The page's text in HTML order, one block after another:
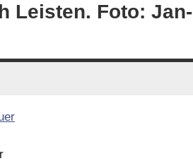
Leisten. Foto: Jan-